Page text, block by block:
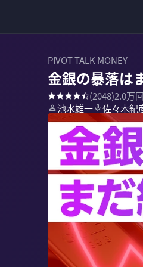
PIVOT TALK MONEY
金銀の暴落は
(2048)2.0万
池水雄一
佐々木紀